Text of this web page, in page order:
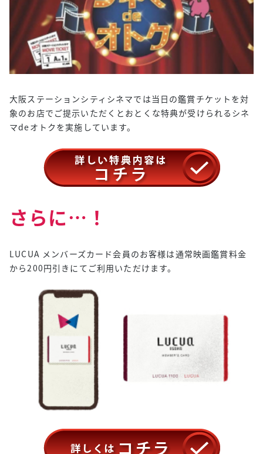
大阪ステーションシティシネマでは当日の鑑賞チケットを対
象のお店でご提示いただくとおとくな特典が受けられるシネ
マdeオトクを実施しています。
さらに…！
LUCUA メンバーズカード会員のお客様は通常映画鑑賞料金
から200円引きにてご利用いただけます。